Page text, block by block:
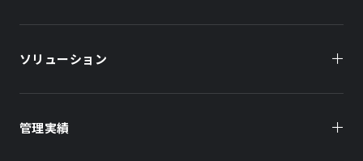
ソリューション
オーナー様向け
管理実績